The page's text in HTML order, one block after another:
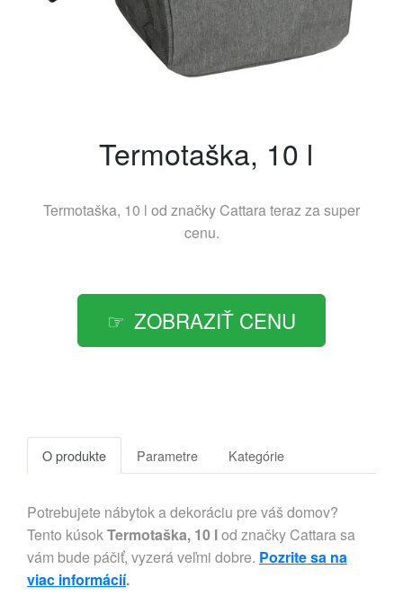
Termotaška, 10 l
Termotaška, 10 l od značky Cattarateraz za super
cenu.
ZOBRAZIŤ CENU
O produkte Parametre Kategórie
Potrebujete nábytok a dekoráciu pre váš domov?
Tento kúsokTermotaška, 10 lod značky Cattara sa
vám bude páčiť, vyzerá veľmi dobre. Pozrite sa na
viac informácií.